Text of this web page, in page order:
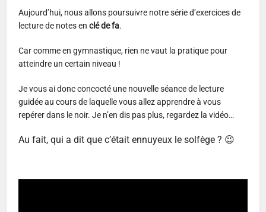
Aujourd’hui, nous allons poursuivre notre série d’exercices de
lecture de notes en clé de fa.
Car comme en gymnastique, rien ne vaut la pratique pour
atteindre un certain niveau !
Je vous ai donc concocté une nouvelle séance de lecture
guidée au cours de laquelle vous allez apprendre à vous
repérer dans le noir. Je n’en dis pas plus, regardez la vidéo…
Au fait, qui a dit que c’était ennuyeux le solfège ? 😉